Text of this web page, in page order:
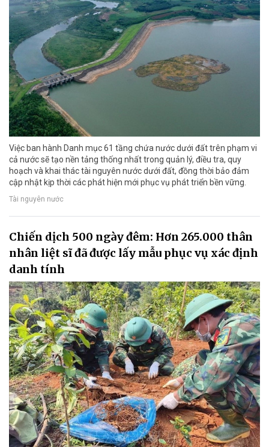
Việc ban hành Danh mục 61 tầng chứa nước dưới đất trên phạm vi
cả nước sẽ tạo nền tảng thống nhất trong quản lý, điều tra, quy
hoạch và khai thác tài nguyên nước dưới đất, đồng thời bảo đảm
cập nhật kịp thời các phát hiện mới phục vụ phát triển bền vững.
Tài nguyên nước
Chiến dịch 500 ngày đêm: Hơn 265.000 thân
nhân liệt sĩ đã được lấy mẫu phục vụ xác định
danh tính